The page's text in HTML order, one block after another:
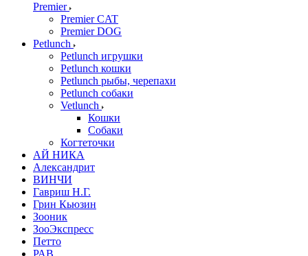
Premier
Premier CAT
Premier DOG
Petlunch
Petlunch игрушки
Petlunch кошки
Petlunch рыбы, черепахи
Petlunch собаки
Vetlunch
Кошки
Собаки
Когтеточки
АЙ НИКА
Александрит
ВИНЧИ
Гавриш Н.Г.
Грин Кьюзин
Зооник
ЗооЭкспресс
Петто
РАВ